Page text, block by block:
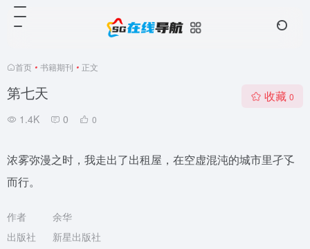
首页 • 书籍期刊 • 正文
第七天
1.4K 0 0
收藏 0
浓雾弥漫之时，我走出了出租屋，在空虚混沌的城市里孑孓
而行。
作者
余华
出版社
新星出版社